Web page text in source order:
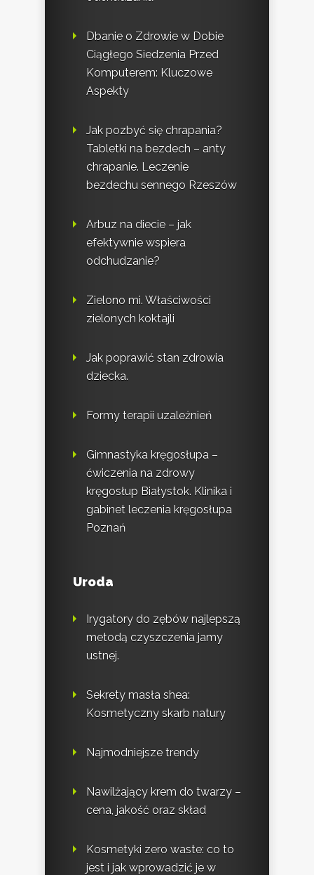
Dbanie o Zdrowie w Dobie
Ciągłego Siedzenia Przed
Komputerem: Kluczowe
Aspekty
Jak pozbyć się chrapania?
Tabletki na bezdech – anty
chrapanie. Leczenie
bezdechu sennego Rzeszów
Arbuz na diecie – jak
efektywnie wspiera
odchudzanie?
Zielono mi. Właściwości
zielonych koktajli
Jak poprawić stan zdrowia
dziecka.
Formy terapii uzależnień
Gimnastyka kręgosłupa –
ćwiczenia na zdrowy
kręgosłup Białystok. Klinika i
gabinet leczenia kręgosłupa
Poznań
Uroda
Irygatory do zębów najlepszą
metodą czyszczenia jamy
ustnej.
Sekrety masła shea:
Kosmetyczny skarb natury
Najmodniejsze trendy
Nawilżający krem do twarzy –
cena, jakość oraz skład
Kosmetyki zero waste: co to
jest i jak wprowadzić je w